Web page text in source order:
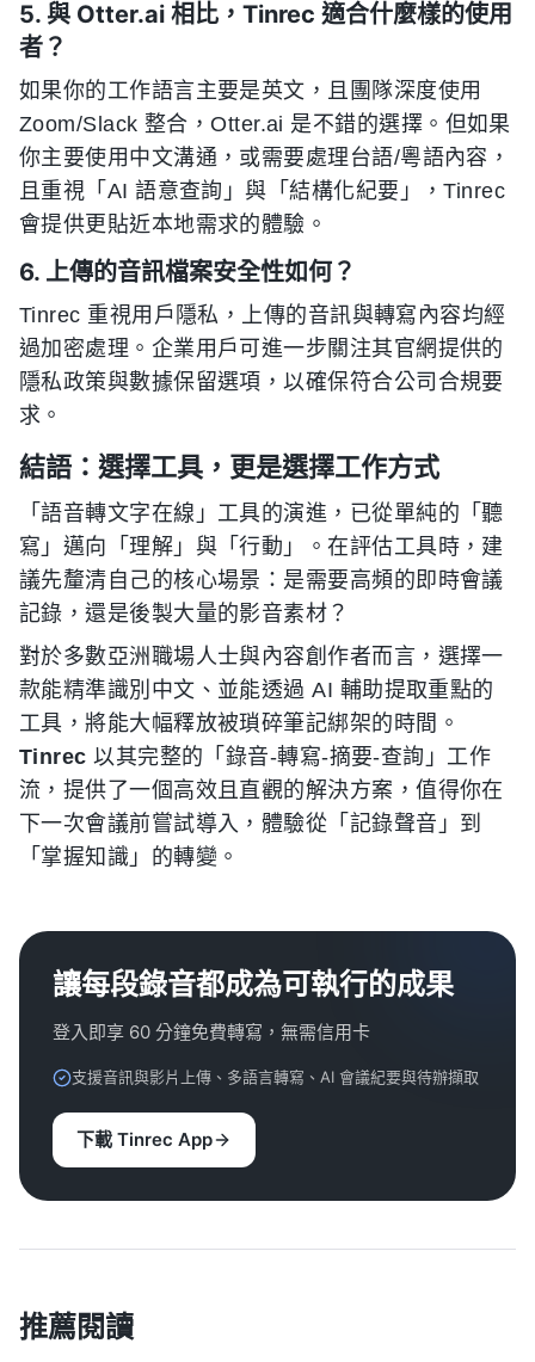
5. 與 Otter.ai 相比，Tinrec 適合什麼樣的使用
者？
如果你的工作語言主要是英文，且團隊深度使用
Zoom/Slack 整合，Otter.ai 是不錯的選擇。但如果
你主要使用中文溝通，或需要處理台語/粵語內容，
且重視「AI 語意查詢」與「結構化紀要」，Tinrec
會提供更貼近本地需求的體驗。
6. 上傳的音訊檔案安全性如何？
Tinrec 重視用戶隱私，上傳的音訊與轉寫內容均經
過加密處理。企業用戶可進一步關注其官網提供的
隱私政策與數據保留選項，以確保符合公司合規要
求。
結語：選擇工具，更是選擇工作方式
「語音轉文字在線」工具的演進，已從單純的「聽
寫」邁向「理解」與「行動」。在評估工具時，建
議先釐清自己的核心場景：是需要高頻的即時會議
記錄，還是後製大量的影音素材？
對於多數亞洲職場人士與內容創作者而言，選擇一
款能精準識別中文、並能透過 AI 輔助提取重點的
工具，將能大幅釋放被瑣碎筆記綁架的時間。
Tinrec 以其完整的「錄音-轉寫-摘要-查詢」工作
流，提供了一個高效且直觀的解決方案，值得你在
下一次會議前嘗試導入，體驗從「記錄聲音」到
「掌握知識」的轉變。
讓每段錄音都成為可執行的成果
登入即享 60 分鐘免費轉寫，無需信用卡
支援音訊與影片上傳、多語言轉寫、AI 會議紀要與待辦擷取
下載 Tinrec App
推薦閱讀